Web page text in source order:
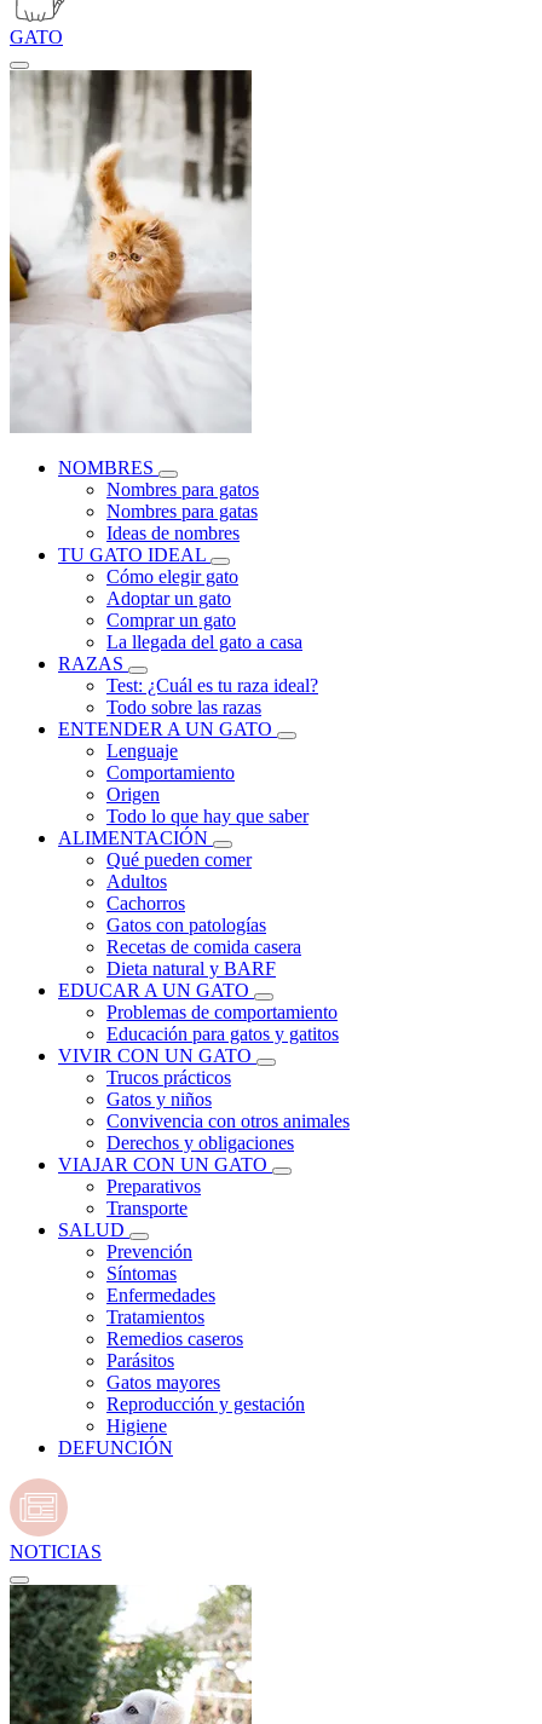
GATO
NOMBRES
Nombres para gatos
Nombres para gatas
Ideas de nombres
TU GATO IDEAL
Cómo elegir gato
Adoptar un gato
Comprar un gato
La llegada del gato a casa
RAZAS
Test: ¿Cuál es tu raza ideal?
Todo sobre las razas
ENTENDER A UN GATO
Lenguaje
Comportamiento
Origen
Todo lo que hay que saber
ALIMENTACIÓN
Qué pueden comer
Adultos
Cachorros
Gatos con patologías
Recetas de comida casera
Dieta natural y BARF
EDUCAR A UN GATO
Problemas de comportamiento
Educación para gatos y gatitos
VIVIR CON UN GATO
Trucos prácticos
Gatos y niños
Convivencia con otros animales
Derechos y obligaciones
VIAJAR CON UN GATO
Preparativos
Transporte
SALUD
Prevención
Síntomas
Enfermedades
Tratamientos
Remedios caseros
Parásitos
Gatos mayores
Reproducción y gestación
Higiene
DEFUNCIÓN
NOTICIAS